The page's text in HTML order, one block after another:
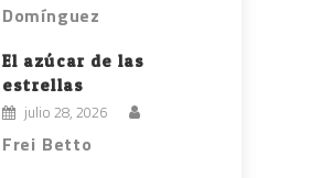
Domínguez
El azúcar de las
estrellas
julio 28, 2026
Frei Betto